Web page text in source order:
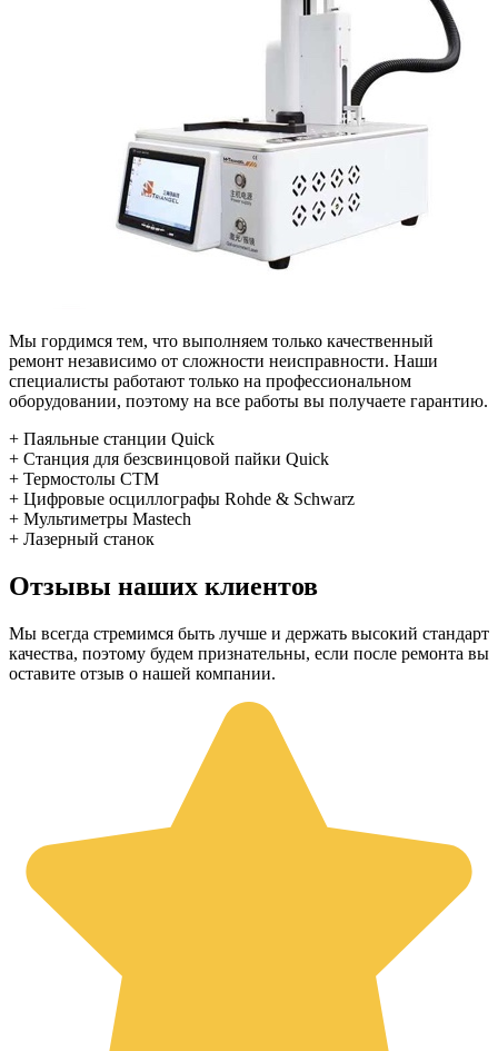
Мы гордимся тем, что выполняем только качественный
ремонт независимо от сложности неисправности. Наши
специалисты работают только на профессиональном
оборудовании, поэтому на все работы вы получаете гарантию.
+ Паяльные станции Quick
+ Станция для безсвинцовой пайки Quick
+ Термостолы СТМ
+ Цифровые осциллографы Rohde & Schwarz
+ Мультиметры Mastech
+ Лазерный станок
Отзывы наших клиентов
Мы всегда стремимся быть лучше и держать высокий стандарт
качества, поэтому будем признательны, если после ремонта вы
оставите отзыв о нашей компании.